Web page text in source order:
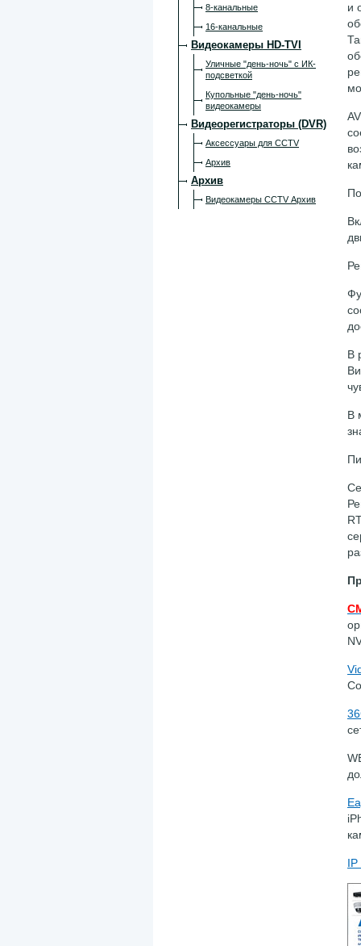
8-канальные
16-канальные
Видеокамеры HD-TVI
Уличные "день-ночь" с ИК-
подсветкой
Купольные "день-ночь"
видеокамеры
Видеорегистраторы (DVR)
Аксессуары для CCTV
Архив
Архив
Видеокамеры CCTV Архив
и
В
В
IP